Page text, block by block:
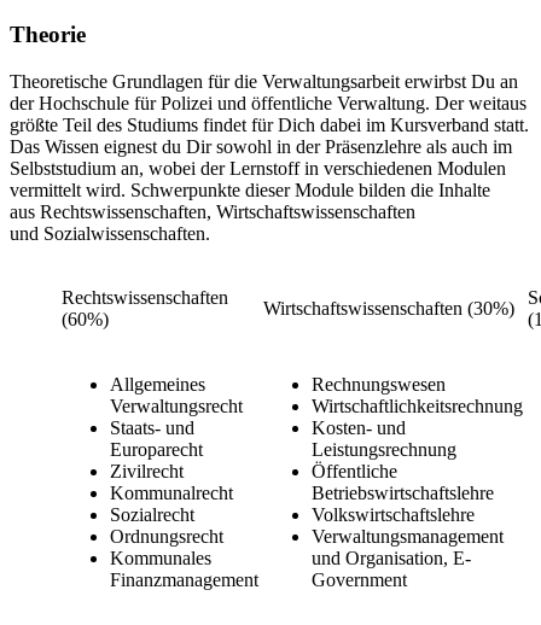
Theorie
Theoretische Grundlagen für die Verwaltungsarbeit erwirbst Du an
der Hochschule für Polizei und öffentliche Verwaltung. Der weitaus
größte Teil des Studiums findet für Dich dabei im Kursverband statt.
Das Wissen eignest du Dir sowohl in der Präsenzlehre als auch im
Selbststudium an, wobei der Lernstoff in verschiedenen Modulen
vermittelt wird. Schwerpunkte dieser Module bilden die Inhalte
aus Rechtswissenschaften, Wirtschaftswissenschaften
und Sozialwissenschaften.
Rechtswissenschaften
(60%)
Wirtschaftswissenschaften (30%)
Allgemeines
Verwaltungsrecht
Staats- und
Europarecht
Zivilrecht
Kommunalrecht
Sozialrecht
Ordnungsrecht
Kommunales
Finanzmanagement
Rechnungswesen
Wirtschaftlichkeitsrechnung
Kosten- und
Leistungsrechnung
Öffentliche
Betriebswirtschaftslehre
Volkswirtschaftslehre
Verwaltungsmanagement
und Organisation, E-
Government